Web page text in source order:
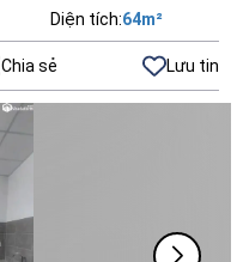
Diện tích:64m²
Chia sẻ Lưu tin